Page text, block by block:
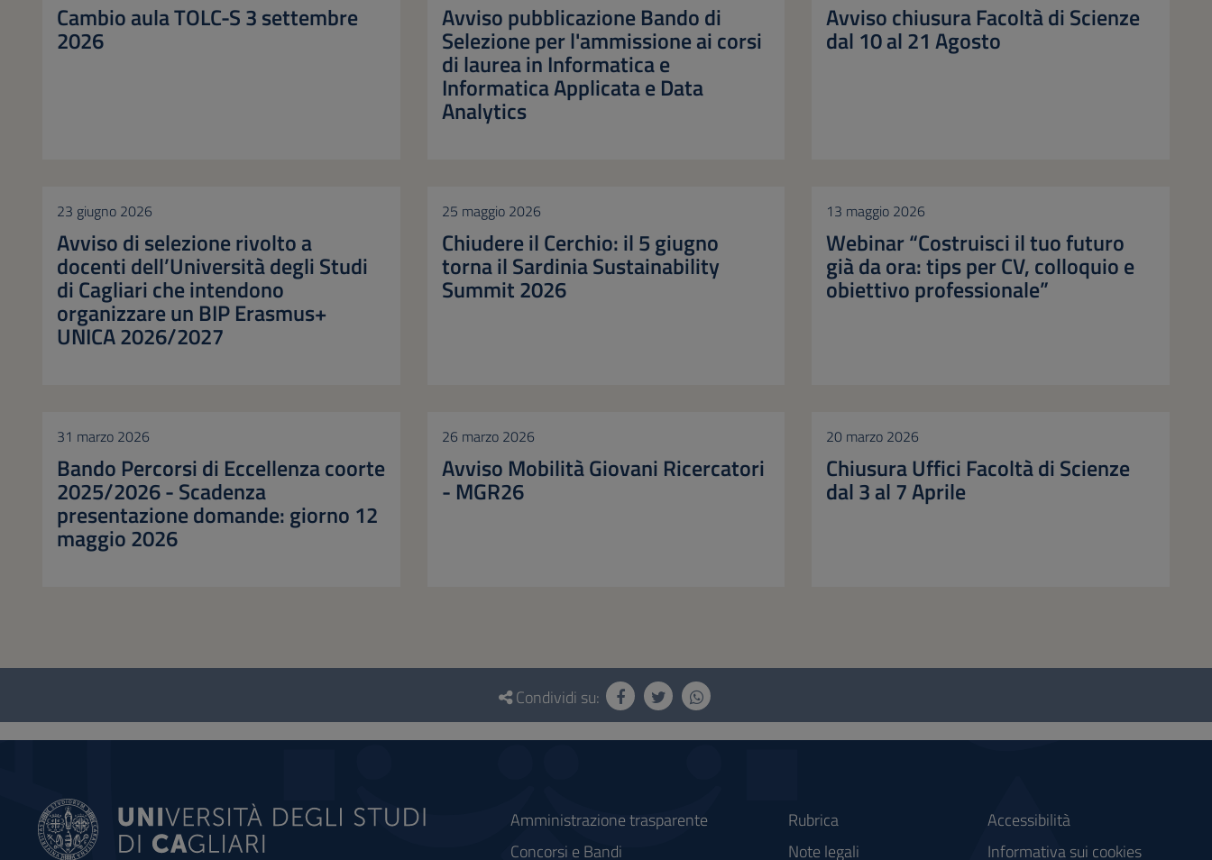
Cambio aula TOLC-S 3 settembre
2026
Avviso pubblicazione Bando di
Selezione per l'ammissione ai corsi
di laurea in Informatica e
Informatica Applicata e Data
Analytics
Avviso chiusura Facoltà di Scienze
dal 10 al 21 Agosto
23 giugno 2026
Avviso di selezione rivolto a
docenti dell’Università degli Studi
di Cagliari che intendono
organizzare un BIP Erasmus+
UNICA 2026/2027
25 maggio 2026
Chiudere il Cerchio: il 5 giugno
torna il Sardinia Sustainability
Summit 2026
13 maggio 2026
Webinar “Costruisci il tuo futuro
già da ora: tips per CV, colloquio e
obiettivo professionale”
31 marzo 2026
Bando Percorsi di Eccellenza coorte
2025/2026 - Scadenza
presentazione domande: giorno 12
maggio 2026
26 marzo 2026
Avviso Mobilità Giovani Ricercatori
- MGR26
20 marzo 2026
Chiusura Uffici Facoltà di Scienze
dal 3 al 7 Aprile
Questionario
social
Condividi su:
Amministrazione trasparente
Concorsi e Bandi
Rubrica
Note legali
Accessibilità
Informativa sui cookies